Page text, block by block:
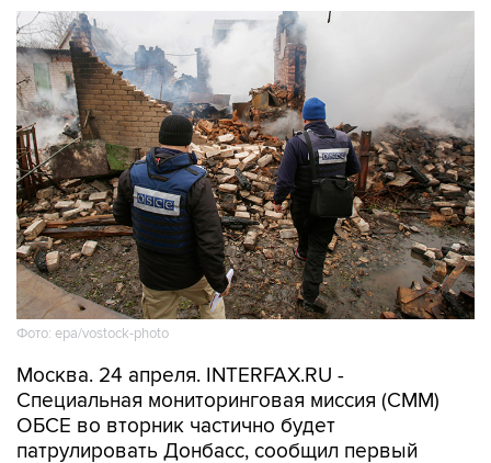
Фото: epa/vostock-photo
Москва. 24 апреля. INTERFAX.RU -
Специальная мониторинговая миссия (СММ)
ОБСЕ во вторник частично будет
патрулировать Донбасс, сообщил первый